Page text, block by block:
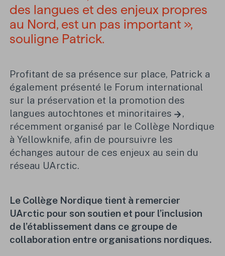
des langues et des enjeux propres
au Nord, est un pas important »,
souligne Patrick.
Profitant de sa présence sur place, Patrick a
également présenté le Forum international
sur la préservation et la promotion des
langues autochtones et minoritaires
,
récemment organisé par le Collège Nordique
à Yellowknife, afin de poursuivre les
échanges autour de ces enjeux au sein du
réseau UArctic.
Le Collège Nordique tient à remercier
UArctic pour son soutien et pour l’inclusion
de l’établissement dans ce groupe de
collaboration entre organisations nordiques.